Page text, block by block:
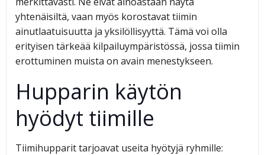
yhtenäisiltä, vaan myös korostavat tiimin
ainutlaatuisuutta ja yksilöllisyyttä. Tämä voi olla
erityisen tärkeää kilpailuympäristössä, jossa tiimin
erottuminen muista on avain menestykseen.
Hupparin käytön
hyödyt tiimille
Tiimihupparit tarjoavat useita hyötyjä ryhmille: